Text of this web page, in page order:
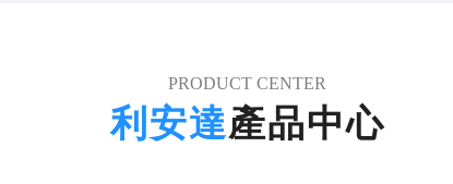
PRODUCT CENTER
利安達產品中心